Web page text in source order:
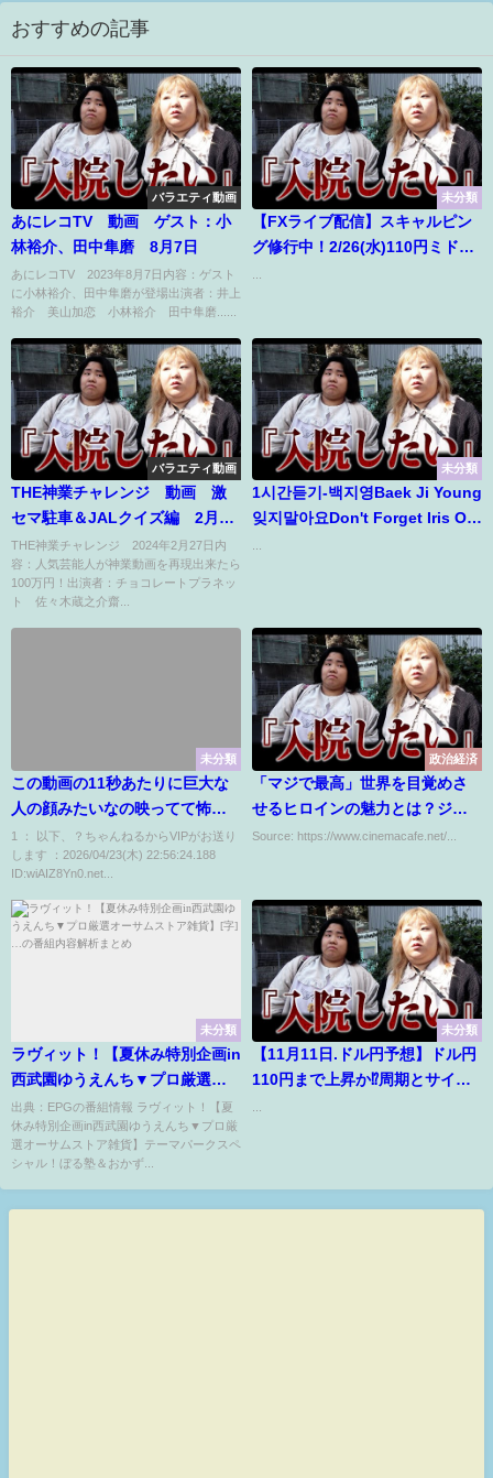
おすすめの記事
バラエティ動画
あにレコTV 動画 ゲスト：小
林裕介、田中隼磨 8月7日
あにレコTV 2023年8月7日内容：ゲスト
に小林裕介、田中隼磨が登場出演者：井上
裕介 美山加恋 小林裕介 田中隼磨......
未分類
【FXライブ配信】スキャルピン
グ修行中！2/26(水)110円ミドル
バラエティ動画
THE神業チャレンジ 動画 激
セマ駐車＆JALクイズ編 2月27
日
THE神業チャレンジ 2024年2月27日内
容：人気芸能人が神業動画を再現出来たら
100万円！出演者：チョコレートプラネッ
ト 佐々木蔵之介齋...
未分類
1시간듣기-백지영Baek Ji Young
잊지말아요Don't Forget Iris O S
...
未分類
この動画の11秒あたりに巨大な
人の顔みたいなの映ってて怖す
ぎなんだけど
1 ： 以下、？ちゃんねるからVIPがお送り
します ：2026/04/23(木) 22:56:24.188
ID:wiAIZ8Yn0.net...
政治経済
「マジで最高」世界を目覚めさ
せるヒロインの魅力とは？ジェ
シー・バックリー主演『ザ・ブ
Source: https://www.cinemacafe.net/...
未分類
ラヴィット！【夏休み特別企画in
西武園ゆうえんち▼プロ厳選オ
ーサムストア雑貨】[字]…の番組
内容解析まとめ
出典：EPGの番組情報 ラヴィット！【夏
休み特別企画in西武園ゆうえんち▼プロ厳
選オーサムストア雑貨】テーマパークスペ
シャル！ぼる塾＆おかず...
未分類
【11月11日.ドル円予想】ドル円
110円まで上昇か⁉周期とサイク